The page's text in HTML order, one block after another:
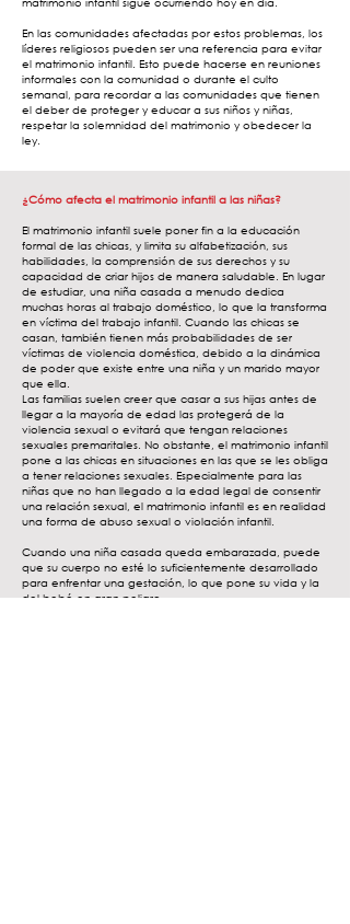
En las comunidades afectadas por estos problemas, los
líderes religiosos pueden ser una referencia para evitar
el matrimonio infantil. Esto puede hacerse en reuniones
informales con la comunidad o durante el culto
semanal, para recordar a las comunidades que tienen
el deber de proteger y educar a sus niños y niñas,
respetar la solemnidad del matrimonio y obedecer la
ley.
¿Cómo afecta el matrimonio infantil a las niñas?
El matrimonio infantil suele poner fin a la educación
formal de las chicas, y limita su alfabetización, sus
habilidades, la comprensión de sus derechos y su
capacidad de criar hijos de manera saludable. En lugar
de estudiar, una niña casada a menudo dedica
muchas horas al trabajo doméstico, lo que la transforma
en víctima del trabajo infantil. Cuando las chicas se
casan, también tienen más probabilidades de ser
víctimas de violencia doméstica, debido a la dinámica
de poder que existe entre una niña y un marido mayor
que ella.
Las familias suelen creer que casar a sus hijas antes de
llegar a la mayoría de edad las protegerá de la
violencia sexual o evitará que tengan relaciones
sexuales premaritales. No obstante, el matrimonio infantil
pone a las chicas en situaciones en las que se les obliga
a tener relaciones sexuales. Especialmente para las
niñas que no han llegado a la edad legal de consentir
una relación sexual, el matrimonio infantil es en realidad
una forma de abuso sexual o violación infantil.
Cuando una niña casada queda embarazada, puede
que su cuerpo no esté lo suficientemente desarrollado
para enfrentar una gestación, lo que pone su vida y la
del bebé en gran peligro.